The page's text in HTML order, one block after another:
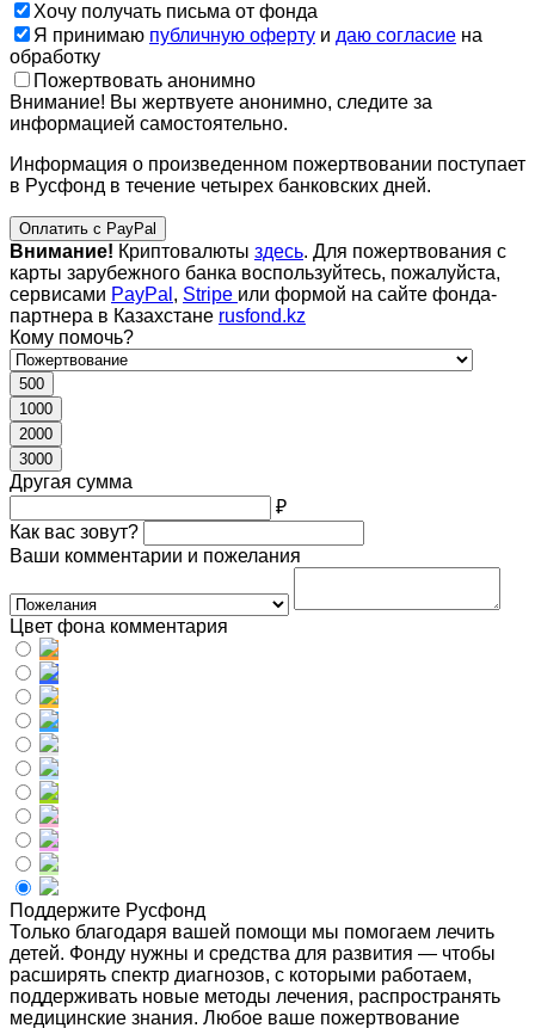
Хочу получать письма от фонда
Я принимаю публичную оферту и даю согласие на
обработку
Пожертвовать анонимно
Внимание! Вы жертвуете анонимно, следите за
информацией самостоятельно.
Информация о произведенном пожертвовании поступает
в Русфонд в течение четырех банковских дней.
Оплатить с PayPal
Внимание! Криптовалюты здесь. Для пожертвования с
карты зарубежного банка воспользуйтесь, пожалуйста,
сервисами PayPal , Stripe или формой на сайте фонда-
партнера в Казахстане rusfond.kz
Кому помочь?
500
1000
2000
3000
Другая сумма
₽
Как вас зовут?
Ваши комментарии и пожелания
Цвет фона комментария
Поддержите Русфонд
Только благодаря вашей помощи мы помогаем лечить
детей. Фонду нужны и средства для развития — чтобы
расширять спектр диагнозов, с которыми работаем,
поддерживать новые методы лечения, распространять
медицинские знания. Любое ваше пожертвование